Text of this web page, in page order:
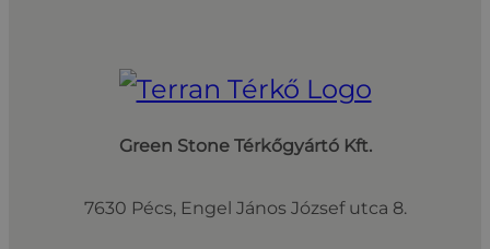
Green Stone Térkőgyártó Kft.
7630 Pécs, Engel János József utca 8.